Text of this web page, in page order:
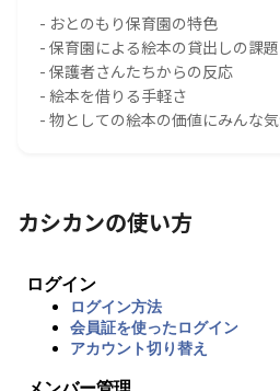
- おとのもり保育園の特色
- 保育園による絵本の貸出しの課題
- 保護者さんたちからの反応
- 絵本を借りる手軽さ
- 物としての絵本の価値にみんな
カシカンの使い方
ログイン
ログイン方法
会員証を使ったログイン
アカウント切り替え